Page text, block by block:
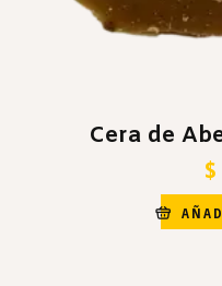
Cera de
$